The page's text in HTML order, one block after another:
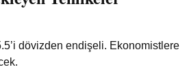
dövizden endişeli. Ekonomistlere